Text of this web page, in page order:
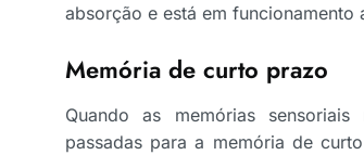
absorção e está em funcionamento
Memória de curto prazo
Quando as memórias
passadas para a memória de